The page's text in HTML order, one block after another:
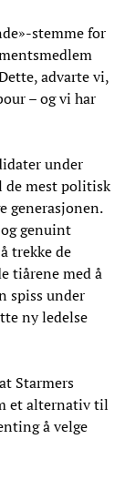
stemme for
advarte vi,
– og vi har
under
de mest politisk
generasjonen.
genuint
trekke de
tiårene med å
spiss under
ny ledelse
Starmers
et alternativ til
å velge